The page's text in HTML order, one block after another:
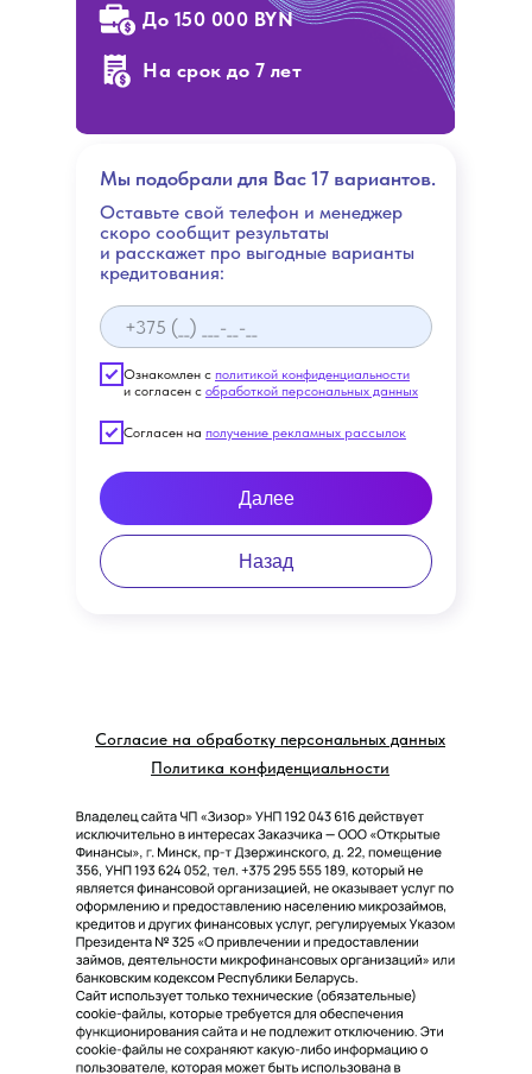
Мы подобрали для Вас 17 вариантов.
Оставьте свой телефон и менеджер
скоро сообщит результаты
и расскажет про выгодные варианты
кредитования:
Далее
Назад
До 150 000 BYN
На срок до 7 лет
Ознакомлен с политикой конфиденциальности
и согласен с обработкой персональных данных
Согласен на получение рекламных рассылок
Политика конфиденциальности
Согласие на обработку персональных данных